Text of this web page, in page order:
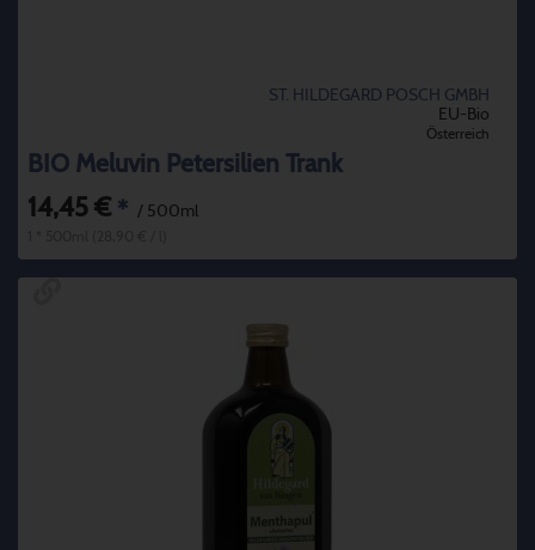
ST. HILDEGARD POSCH GMBH
EU-Bio
Österreich
BIO Meluvin Petersilien Trank
14,45 € * / 500ml